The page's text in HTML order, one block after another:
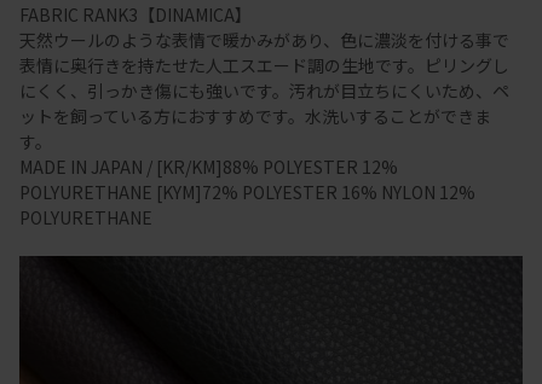
FABRIC RANK3【DINAMICA】
天然ウールのような表情で暖かみがあり、色に濃淡を付ける事で
表情に奥行きを持たせた人工スエード調の生地です。ピリングし
にくく、引っかき傷にも強いです。汚れが目立ちにくいため、ペ
ットを飼っている方におすすめです。水洗いすることができま
す。
MADE IN JAPAN / [KR/KM]88% POLYESTER 12%
POLYURETHANE [KYM]72% POLYESTER 16% NYLON 12%
POLYURETHANE